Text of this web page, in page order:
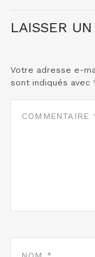
LAISSER
Votre adresse e-
sont indiqués avec